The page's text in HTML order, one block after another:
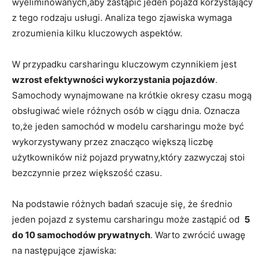
z tego rodzaju usługi. Analiza tego zjawiska wymaga
zrozumienia kilku kluczowych aspektów.
W przypadku carsharingu kluczowym czynnikiem jest
wzrost efektywności wykorzystania pojazdów.
Samochody wynajmowane na krótkie okresy czasu mogą
obsługiwać wiele różnych osób w ciągu dnia.​ Oznacza
to,że jeden samochód ​w modelu carsharingu​ może być
wykorzystywany przez znacząco większą liczbę
użytkowników niż pojazd prywatny,który zazwyczaj stoi
bezczynnie przez większość czasu.
Na podstawie różnych badań szacuje się, że średnio
jeden pojazd z systemu carsharingu może zastąpić od ⁣ 5
do ⁤10 samochodów prywatnych. Warto zwrócić uwagę
na następujące zjawiska: